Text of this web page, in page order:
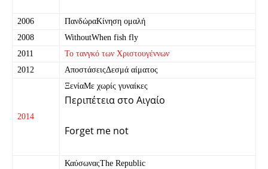
2006
ΠανδώραΚίνηση ομαλή
2008
WithoutWhen fish fly
2011
Το τανγκό των Χριστουγέννων
2012
ΑποστάσειςΔεσμά αίματος
2014
ΞενίαΜε χωρίς γυναίκες
Περιπέτεια στο Αιγαίο
Forget me not
ΚαύσωναςThe Republic